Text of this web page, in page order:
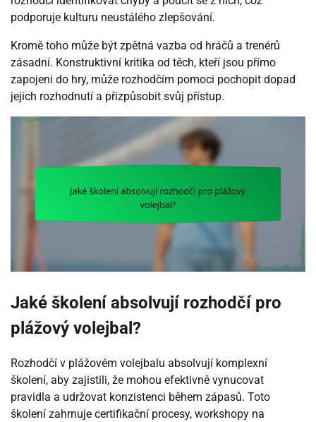
podporuje kulturu neustálého zlepšování.
Kromě toho může být zpětná vazba od hráčů a trenérů
zásadní. Konstruktivní kritika od těch, kteří jsou přímo
zapojeni do hry, může rozhodčím pomoci pochopit dopad
jejich rozhodnutí a přizpůsobit svůj přístup.
Jaké školení absolvují rozhodčí pro
plážový volejbal?
Rozhodčí v plážovém volejbalu absolvují komplexní
školení, aby zajistili, že mohou efektivně vynucovat
pravidla a udržovat konzistenci během zápasů. Toto
školení zahrnuje certifikační procesy, workshopy na